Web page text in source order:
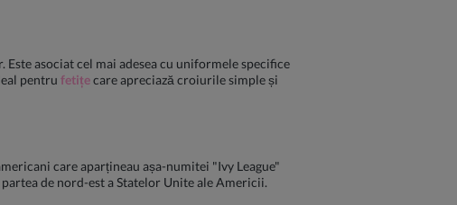
asociat cel mai adesea cu uniformele specifice
pentru fetițecare apreciază croiurile simple și
care aparțineau așa-numitei "Ivy League"
de nord-est a Statelor Unite ale Americii.